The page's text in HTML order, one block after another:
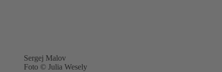
Sergej Malov
Foto © Julia Wesely